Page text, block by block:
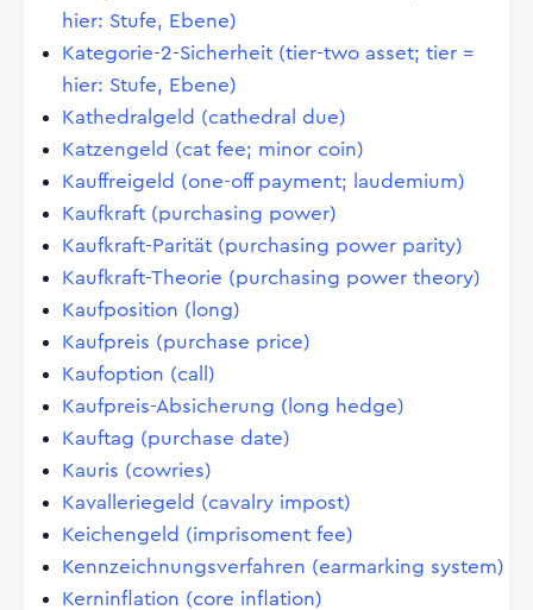
hier: Stufe, Ebene)
Kategorie-2-Sicherheit (tier-two asset; tier =
hier: Stufe, Ebene)
Kathedralgeld (cathedral due)
Katzengeld (cat fee; minor coin)
Kauffreigeld (one-off payment; laudemium)
Kaufkraft (purchasing power)
Kaufkraft-Parität (purchasing power parity)
Kaufkraft-Theorie (purchasing power theory)
Kaufposition (long)
Kaufpreis (purchase price)
Kaufoption (call)
Kaufpreis-Absicherung (long hedge)
Kauftag (purchase date)
Kauris (cowries)
Kavalleriegeld (cavalry impost)
Keichengeld (imprisoment fee)
Kennzeichnungsverfahren (earmarking system)
Kerninflation (core inflation)